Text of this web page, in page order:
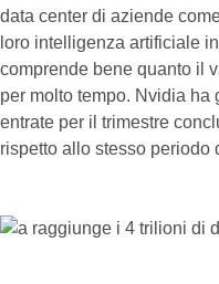
data center di aziende
loro intelligenza artificiale
comprende bene quanto il
per molto tempo. Nvidia
entrate per il trimestre
rispetto allo stesso periodo